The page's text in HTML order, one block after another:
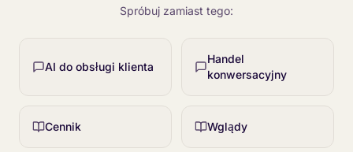
Spróbuj zamiast tego:
AI do obsługi klienta
Handel
konwersacyjny
Cennik Wglądy